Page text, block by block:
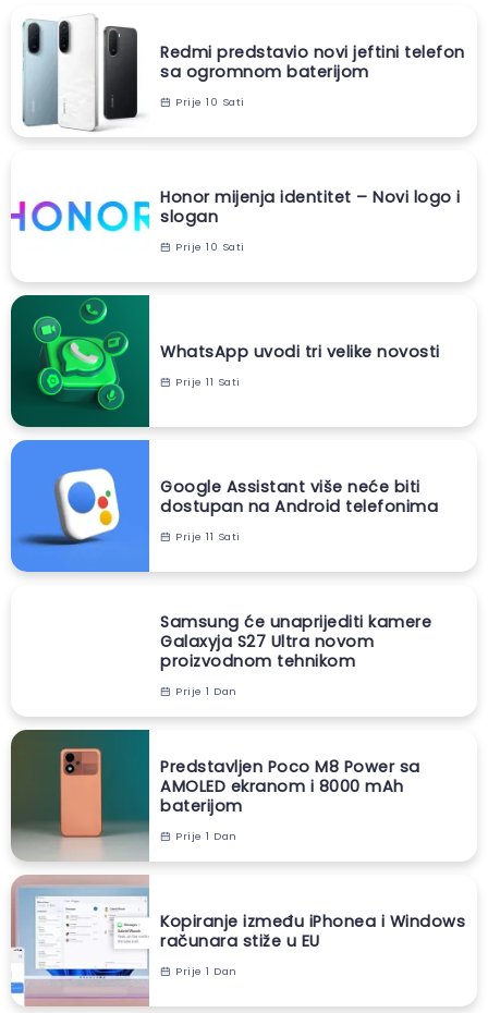
Redmi predstavio novi jeftini telefon
sa ogromnom baterijom
Prije 10 Sati
Honor mijenja identitet – Novi logo i
slogan
Prije 10 Sati
WhatsApp uvodi tri velike novosti
Prije 11 Sati
Google Assistant više neće biti
dostupan na Android telefonima
Prije 11 Sati
Samsung će unaprijediti kamere
Galaxyja S27 Ultra novom
proizvodnom tehnikom
Prije 1 Dan
Predstavljen Poco M8 Power sa
AMOLED ekranom i 8000 mAh
baterijom
Prije 1 Dan
Kopiranje između iPhonea i Windows
računara stiže u EU
Prije 1 Dan